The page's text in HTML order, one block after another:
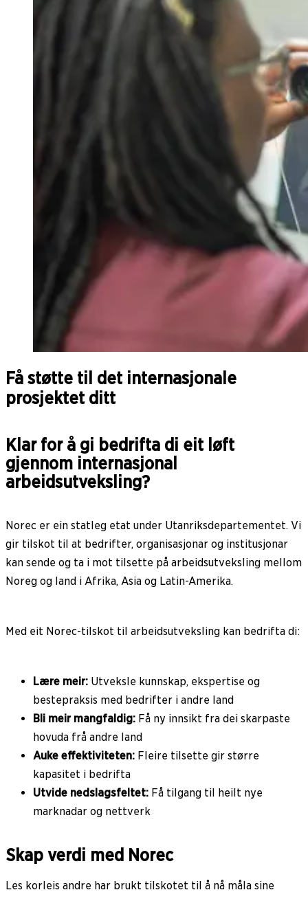
Få støtte til det internasjonale
prosjektet ditt
Klar for å gi bedrifta di eit løft
gjennom internasjonal
arbeidsutveksling?
Norec er ein statleg etat under Utanriksdepartementet. Vi
gir tilskot til at bedrifter, organisasjonar og institusjonar
kan sende og ta i mot tilsette på arbeidsutveksling mellom
Noreg og land i Afrika, Asia og Latin-Amerika.
Med eit Norec-tilskot til arbeidsutveksling kan bedrifta di:
Lære meir: Utveksle kunnskap, ekspertise og
bestepraksis med bedrifter i andre land
Bli meir mangfaldig: Få ny innsikt fra dei skarpaste
hovuda frå andre land
Auke effektiviteten: Fleire tilsette gir større
kapasitet i bedrifta
Utvide nedslagsfeltet: Få tilgang til heilt nye
marknadar og nettverk
Skap verdi med Norec
Les korleis andre har brukt tilskotet til å nå måla sine